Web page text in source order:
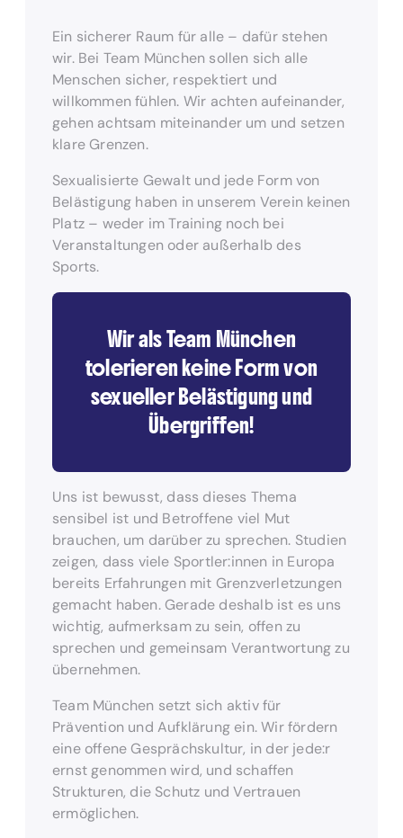
Ein sicherer Raum für alle – dafür stehen
wir. Bei Team München sollen sich alle
Menschen sicher, respektiert und
willkommen fühlen. Wir achten aufeinander,
gehen achtsam miteinander um und setzen
klare Grenzen.
Sexualisierte Gewalt und jede Form von
Belästigung haben in unserem Verein keinen
Platz – weder im Training noch bei
Veranstaltungen oder außerhalb des
Sports.
Wir als Team München
tolerieren keine Form von
sexueller Belästigung und
Übergriffen!
Uns ist bewusst, dass dieses Thema
sensibel ist und Betroffene viel Mut
brauchen, um darüber zu sprechen. Studien
zeigen, dass viele Sportler:innen in Europa
bereits Erfahrungen mit Grenzverletzungen
gemacht haben. Gerade deshalb ist es uns
wichtig, aufmerksam zu sein, offen zu
sprechen und gemeinsam Verantwortung zu
übernehmen.
Team München setzt sich aktiv für
Prävention und Aufklärung ein. Wir fördern
eine offene Gesprächskultur, in der jede:r
ernst genommen wird, und schaffen
Strukturen, die Schutz und Vertrauen
ermöglichen.